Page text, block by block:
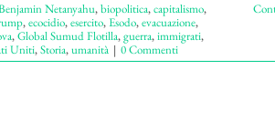
Netanyahu,biopolitica,capitalismo,
,ecocidio,esercito,Esodo,evacuazione,
,Global Sumud Flotilla,guerra,immigrati,
Uniti,Storia,umanità | 0 Commenti